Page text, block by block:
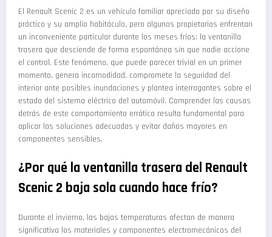
El Renault Scenic 2 es un vehículo familiar apreciado por su diseño
práctico y su amplio habitáculo, pero algunos propietarios enfrentan
un inconveniente particular durante los meses fríos: la ventanilla
trasera que desciende de forma espontánea sin que nadie accione
el control. Este fenómeno, que puede parecer trivial en un primer
momento, genera incomodidad, compromete la seguridad del
interior ante posibles inundaciones y plantea interrogantes sobre el
estado del sistema eléctrico del automóvil. Comprender las causas
detrás de este comportamiento errático resulta fundamental para
aplicar las soluciones adecuadas y evitar daños mayores en
componentes sensibles.
¿Por qué la ventanilla trasera del Renault
Scenic 2 baja sola cuando hace frío?
Durante el invierno, las bajas temperaturas afectan de manera
significativa los materiales y componentes electromecánicos del